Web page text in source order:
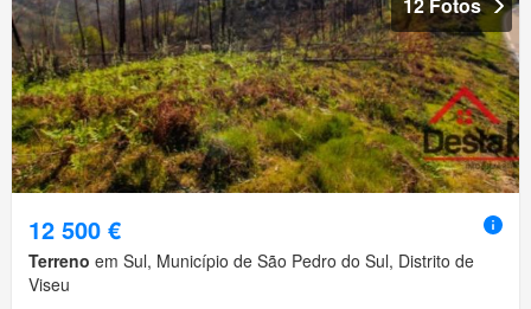
12 Fotos
12 500 €
Terreno em Sul, Município de São Pedro do Sul, Distrito de
Viseu